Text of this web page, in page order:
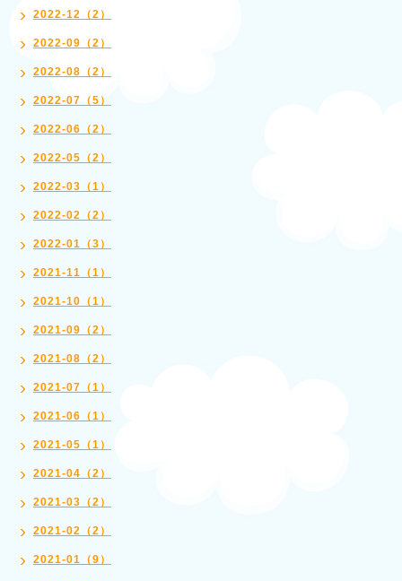
2022-12（2）
2022-09（2）
2022-08（2）
2022-07（5）
2022-06（2）
2022-05（2）
2022-03（1）
2022-02（2）
2022-01（3）
2021-11（1）
2021-10（1）
2021-09（2）
2021-08（2）
2021-07（1）
2021-06（1）
2021-05（1）
2021-04（2）
2021-03（2）
2021-02（2）
2021-01（9）